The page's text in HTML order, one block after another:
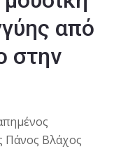
από
στην
Πάνος Βλάχος